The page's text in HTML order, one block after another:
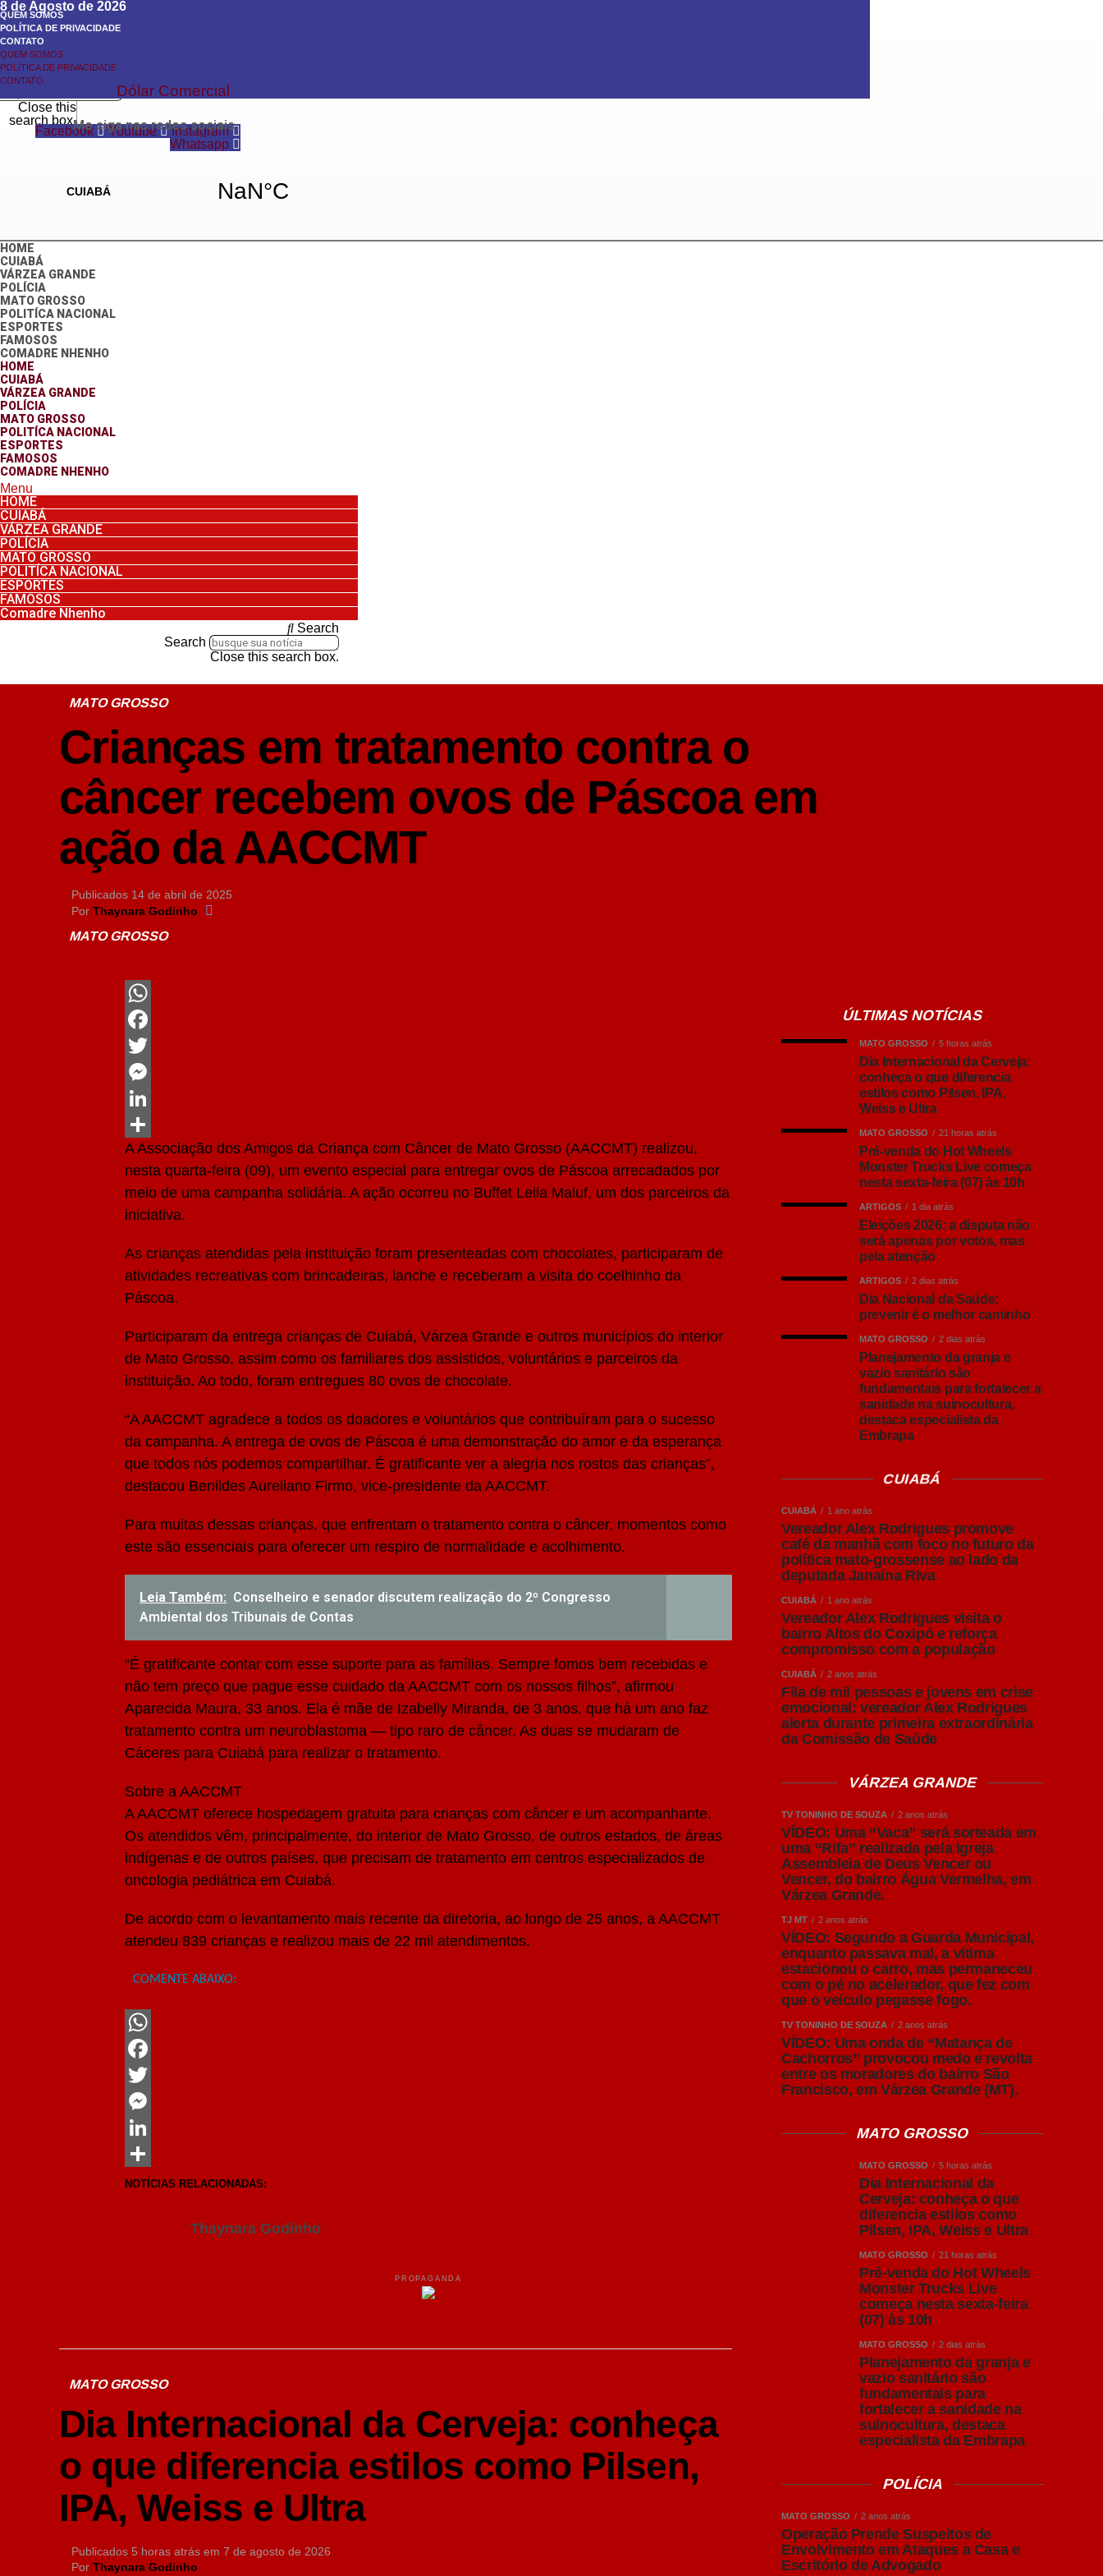
8 de Agosto de 2026
QUEM SOMOS
POLÍTICA DE PRIVACIDADE
CONTATO
QUEM SOMOS
POLÍTICA DE PRIVACIDADE
CONTATO
Dólar Comercial
Search
Search
Close this
search box.Me siga nas redes sociais
Facebook Youtube
Instagram
Whatsapp
HOME
CUIABÁ
VÁRZEA GRANDE
POLÍCIA
MATO GROSSO
POLITÍCA NACIONAL
ESPORTES
FAMOSOS
COMADRE NHENHO
HOME
CUIABÁ
VÁRZEA GRANDE
POLÍCIA
MATO GROSSO
POLITÍCA NACIONAL
ESPORTES
FAMOSOS
COMADRE NHENHO
Menu
HOME
CUIABÁ
VÁRZEA GRANDE
POLÍCIA
MATO GROSSO
POLITÍCA NACIONAL
ESPORTES
FAMOSOS
Comadre Nhenho
Search
Search
Close this search box.
MATO GROSSO
Crianças em tratamento contra o
câncer recebem ovos de Páscoa em
ação da AACCMT
Publicados 14 de abril de 2025
Por Thaynara Godinho
MATO GROSSO
WhatsApp
Facebook
Twitter
Messenger
LinkedIn
Share
A Associação dos Amigos da Criança com Câncer de Mato Grosso (AACCMT) realizou,
nesta quarta-feira (09), um evento especial para entregar ovos de Páscoa arrecadados por
meio de uma campanha solidária. A ação ocorreu no Buffet Leila Maluf, um dos parceiros da
iniciativa.
As crianças atendidas pela instituição foram presenteadas com chocolates, participaram de
atividades recreativas com brincadeiras, lanche e receberam a visita do coelhinho da
Páscoa.
Participaram da entrega crianças de Cuiabá, Várzea Grande e outros municípios do interior
de Mato Grosso, assim como os familiares dos assistidos, voluntários e parceiros da
instituição. Ao todo, foram entregues 80 ovos de chocolate.
“A AACCMT agradece a todos os doadores e voluntários que contribuíram para o sucesso
da campanha. A entrega de ovos de Páscoa é uma demonstração do amor e da esperança
que todos nós podemos compartilhar. É gratificante ver a alegria nos rostos das crianças”,
destacou Benildes Aureliano Firmo, vice-presidente da AACCMT.
Para muitas dessas crianças, que enfrentam o tratamento contra o câncer, momentos como
este são essenciais para oferecer um respiro de normalidade e acolhimento.
Leia Também: Conselheiro e senador discutem realização do 2º Congresso
Ambiental dos Tribunais de Contas
“É gratificante contar com esse suporte para as famílias. Sempre fomos bem recebidas e
não tem preço que pague esse cuidado da AACCMT com os nossos filhos”, afirmou
Aparecida Maura, 33 anos. Ela é mãe de Izabelly Miranda, de 3 anos, que há um ano faz
tratamento contra um neuroblastoma — tipo raro de câncer. As duas se mudaram de
Cáceres para Cuiabá para realizar o tratamento.
Sobre a AACCMT
A AACCMT oferece hospedagem gratuita para crianças com câncer e um acompanhante.
Os atendidos vêm, principalmente, do interior de Mato Grosso, de outros estados, de áreas
indígenas e de outros países, que precisam de tratamento em centros especializados de
oncologia pediátrica em Cuiabá.
De acordo com o levantamento mais recente da diretoria, ao longo de 25 anos, a AACCMT
atendeu 839 crianças e realizou mais de 22 mil atendimentos.
COMENTE ABAIXO:
WhatsApp
Facebook
Twitter
Messenger
LinkedIn
Share
NOTÍCIAS RELACIONADAS:
Thaynara Godinho
PROPAGANDA
MATO GROSSO
Dia Internacional da Cerveja: conheça
o que diferencia estilos como Pilsen,
IPA, Weiss e Ultra
Publicados 5 horas atrás em 7 de agosto de 2026
Por Thaynara Godinho
ÚLTIMAS NOTÍCIAS
MATO GROSSO 5 horas atrás
Dia Internacional da Cerveja:
conheça o que diferencia
estilos como Pilsen, IPA,
Weiss e Ultra
MATO GROSSO 21 horas atrás
Pré-venda do Hot Wheels
Monster Trucks Live começa
nesta sexta-feira (07) às 10h
ARTIGOS 1 dia atrás
Eleições 2026: a disputa não
será apenas por votos, mas
pela atenção
ARTIGOS 2 dias atrás
Dia Nacional da Saúde:
prevenir é o melhor caminho
MATO GROSSO 2 dias atrás
Planejamento da granja e
vazio sanitário são
fundamentais para fortalecer a
sanidade na suinocultura,
destaca especialista da
Embrapa
CUIABÁ
CUIABÁ 1 ano atrás
Vereador Alex Rodrigues promove
café da manhã com foco no futuro da
política mato-grossense ao lado da
deputada Janaína Riva
CUIABÁ 1 ano atrás
Vereador Alex Rodrigues visita o
bairro Altos do Coxipó e reforça
compromisso com a população
CUIABÁ 2 anos atrás
Fila de mil pessoas e jovens em crise
emocional: vereador Alex Rodrigues
alerta durante primeira extraordinária
da Comissão de Saúde
VÁRZEA GRANDE
TV TONINHO DE SOUZA 2 anos atrás
VÍDEO: Uma “Vaca” será sorteada em
uma “Rifa” realizada pela Igreja
Assembleia de Deus Vencer ou
Vencer, do bairro Água Vermelha, em
Várzea Grande.
TJ MT 2 anos atrás
VÍDEO: Segundo a Guarda Municipal,
enquanto passava mal, a vítima
estacionou o carro, mas permaneceu
com o pé no acelerador, que fez com
que o veículo pegasse fogo.
TV TONINHO DE SOUZA 2 anos atrás
VÍDEO: Uma onda de “Matança de
Cachorros” provocou medo e revolta
entre os moradores do bairro São
Francisco, em Várzea Grande (MT).
MATO GROSSO
MATO GROSSO 5 horas atrás
Dia Internacional da
Cerveja: conheça o que
diferencia estilos como
Pilsen, IPA, Weiss e Ultra
MATO GROSSO 21 horas atrás
Pré-venda do Hot Wheels
Monster Trucks Live
começa nesta sexta-feira
(07) às 10h
MATO GROSSO 2 dias atrás
Planejamento da granja e
vazio sanitário são
fundamentais para
fortalecer a sanidade na
suinocultura, destaca
especialista da Embrapa
POLÍCIA
MATO GROSSO 2 anos atrás
Operação Prende Suspeitos de
Envolvimento em Ataques a Casa e
Escritório de Advogado